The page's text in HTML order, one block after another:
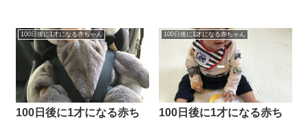
100日後に1才になる赤ちゃん
100日後に1才になる赤ち
100日後に1才になる赤ちゃん
100日後に1才になる赤ち